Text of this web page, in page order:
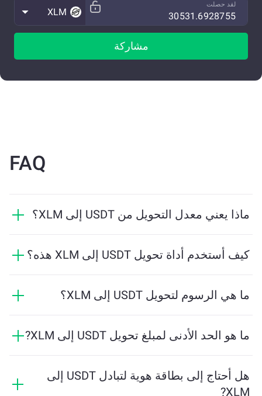
لقد حصلت
XLM
مشاركة
FAQ
ماذا يعني معدل التحويل من USDT إلى XLM؟
USDT. يتقلب هذا المعدل بناءً على ظروف السوق والعرض
كيف أستخدم أداة تحويل USDT إلى XLM هذه؟
الأداة بحساب الكمية التقديرية من XLM التي ستستلمها. ثم
ما هي الرسوم لتحويل USDT إلى XLM؟
السوق. تقدم ChangeNOW أسعارًا تنافسية دون رسومما هو الحد الأدنى لمبلغ تحويل USDT إلى XLM?
النظام الأساسي بحساب المبلغ الأدنى المطلوب لضمان
إجراء المعاملة بسلاسة. ولكن في معظم الحالات، يكون
هل أحتاج إلى بطاقة هوية لتبادل USDT إلى
XLM?